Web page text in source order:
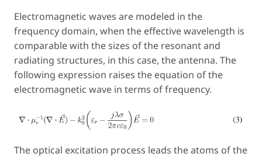
Electromagnetic waves are modeled in the
frequency domain, when the effective wavelength is
comparable with the sizes of the resonant and
radiating structures, in this case, the antenna. The
following expression raises the equation of the
electromagnetic wave in terms of frequency.
The optical excitation process leads the atoms of the